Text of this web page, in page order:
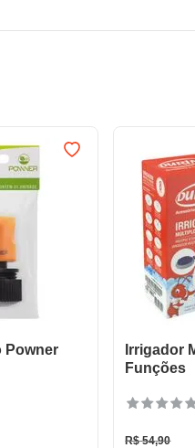
Powner
Irrigador
Funções
R$ 54,90